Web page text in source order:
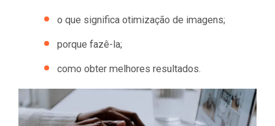
o que significa otimização de imagens;
porque fazê-la;
como obter melhores resultados.